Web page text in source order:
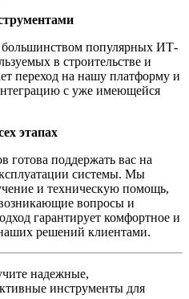
популярных ИТ-
в строительстве и
переход на нашу платформу и
с уже имеющейся
этапах
готова поддержать вас на
системы. Мы
и техническую помощь,
вопросы и
гарантирует комфортное и
решений клиентами.
надежные,
инструменты для